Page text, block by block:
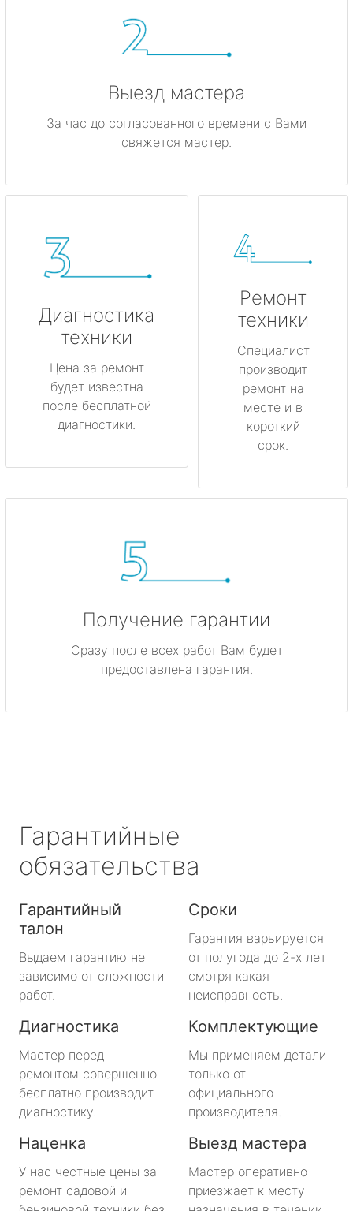
Выезд мастера
За час до согласованного времени с Вами
свяжется мастер.
Диагностика
техники
Цена за ремонт
будет известна
после бесплатной
диагностики.
Ремонт
техники
Специалист
производит
ремонт на
месте и в
короткий
срок.
Получение гарантии
Сразу после всех работ Вам будет
предоставлена гарантия.
Гарантийные
обязательства
Гарантийный
талон
Выдаем гарантию не
зависимо от сложности
работ.
Сроки
Гарантия варьируется
от полугода до 2-х лет
смотря какая
неисправность.
Диагностика
Мастер перед
ремонтом совершенно
бесплатно производит
диагностику.
Комплектующие
Мы применяем детали
только от
официального
производителя.
Наценка
У нас честные цены за
ремонт садовой и
Выезд мастера
Мастер оперативно
приезжает к месту